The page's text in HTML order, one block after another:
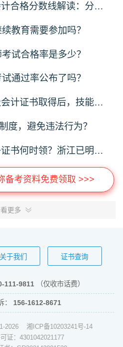
2025年兵团初级会计合格分数线解读：分数线、有效期及证书领取流程
教育需要参加吗？
试合格率是多少？
通过率公布了吗？
2025年河南省初级会计证书取得后，技能提升补贴政策初级1000元
度，避免违法行为？
2025初级会计电子证书何时领？浙江已明确时间，下载流程提前存！
备考资料免费领取 >>>
更多
关于我们 证书查询
111-9811 （仅收市话费）
： 156-1612-8671
2026 湘ICP备10203241号-14
证：4301042021177